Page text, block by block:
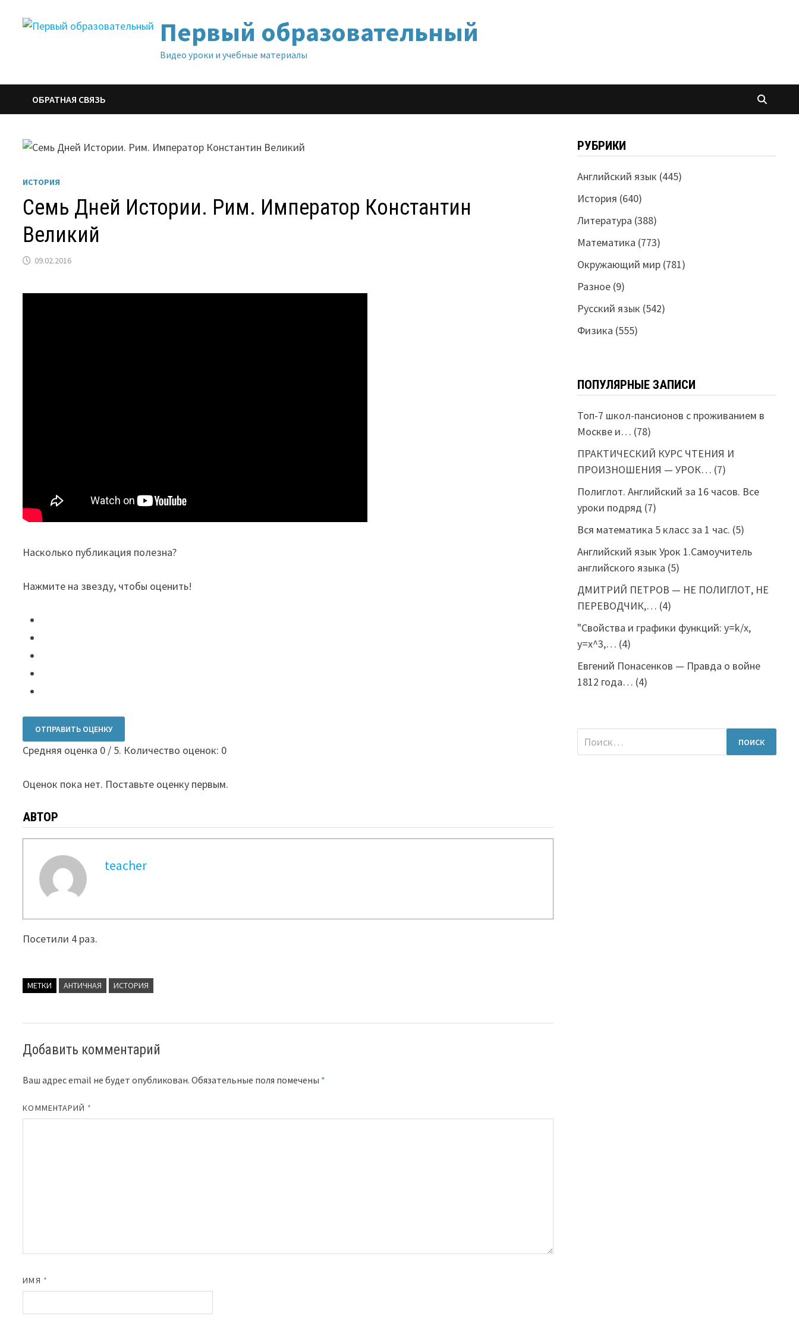
Первый образовательный
Видео уроки и учебные материалы
ОБРАТНАЯ СВЯЗЬ
ИСТОРИЯ
Семь Дней Истории. Рим. Император Константин
Великий
09.02.2016
Насколько публикация полезна?
Нажмите на звезду, чтобы оценить!
ОТПРАВИТЬ ОЦЕНКУ
Средняя оценка 0 / 5. Количество оценок: 0
Оценок пока нет. Поставьте оценку первым.
АВТОР
teacher
Посетили 4 раз.
МЕТКИ АНТИЧНАЯ ИСТОРИЯ
Добавить комментарий
Ваш адрес email не будет опубликован. Обязательные поля помечены *
КОММЕНТАРИЙ *
ИМЯ *
РУБРИКИ
Английский язык (445)
История (640)
Литература (388)
Математика (773)
Окружающий мир(781)
Разное(9)
Русский язык (542)
Физика (555)
ПОПУЛЯРНЫЕ ЗАПИСИ
Топ-7 школ-пансионов с проживанием в
Москве и… (78)
ПРАКТИЧЕСКИЙ КУРС ЧТЕНИЯ И
ПРОИЗНОШЕНИЯ — УРОК… (7)
Полиглот. Английский за 16 часов. Все
уроки подряд (7)
Вся математика 5 класс за 1 час. (5)
Английский язык Урок 1.Самоучитель
английского языка (5)
ДМИТРИЙ ПЕТРОВ — НЕ ПОЛИГЛОТ, НЕ
ПЕРЕВОДЧИК,… (4)
"Свойства и графики функций: y=k/x,
y=x^3,… (4)
Евгений Понасенков — Правда о войне
1812 года… (4)
Найти: